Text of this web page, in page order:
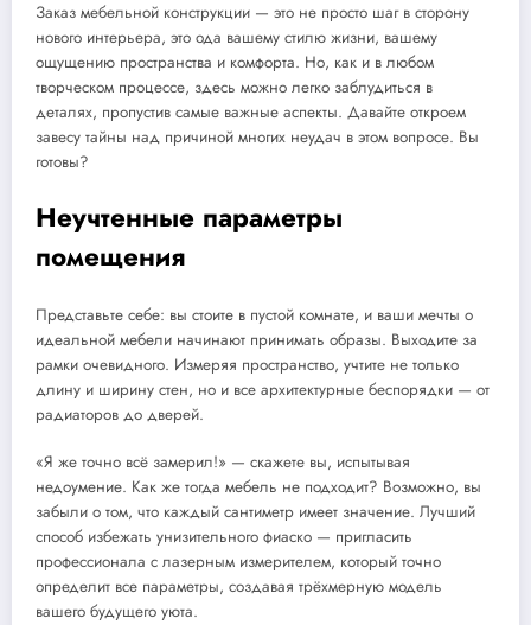
Заказ мебельной конструкции — это не просто шаг в сторону
нового интерьера, это ода вашему стилю жизни, вашему
ощущению пространства и комфорта. Но, как и в любом
творческом процессе, здесь можно легко заблудиться в
деталях, пропустив самые важные аспекты. Давайте откроем
завесу тайны над причиной многих неудач в этом вопросе. Вы
готовы?
Неучтенные параметры
помещения
Представьте себе: вы стоите в пустой комнате, и ваши мечты о
идеальной мебели начинают принимать образы. Выходите за
рамки очевидного. Измеряя пространство, учтите не только
длину и ширину стен, но и все архитектурные беспорядки — от
радиаторов до дверей.
«Я же точно всё замерил!» — скажете вы, испытывая
недоумение. Как же тогда мебель не подходит? Возможно, вы
забыли о том, что каждый сантиметр имеет значение. Лучший
способ избежать унизительного фиаско — пригласить
профессионала с лазерным измерителем, который точно
определит все параметры, создавая трёхмерную модель
вашего будущего уюта.